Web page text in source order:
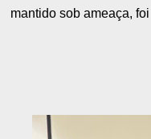
mantido sob ameaça,